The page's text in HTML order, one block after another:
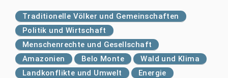
Traditionelle Völker und Gemeinschaften
Politik und Wirtschaft
Menschenrechte und Gesellschaft
Amazonien
Belo Monte
Wald und Klima
Landkonflikte und Umwelt
Energie